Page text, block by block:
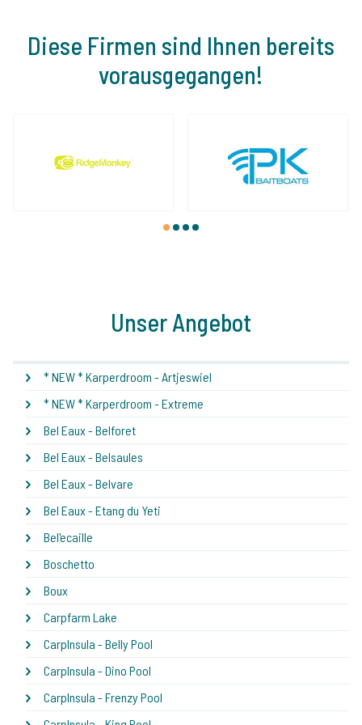
Diese Firmen sind Ihnen bereits
vorausgegangen!
1 2 3 4
Unser Angebot
* NEW * Karperdroom - Artjeswiel
* NEW * Karperdroom - Extreme
Bel Eaux - Belforet
Bel Eaux - Belsaules
Bel Eaux - Belvare
Bel Eaux - Etang du Yeti
Bel'ecaille
Boschetto
Boux
Carpfarm Lake
CarpInsula - Belly Pool
CarpInsula - Dino Pool
CarpInsula - Frenzy Pool